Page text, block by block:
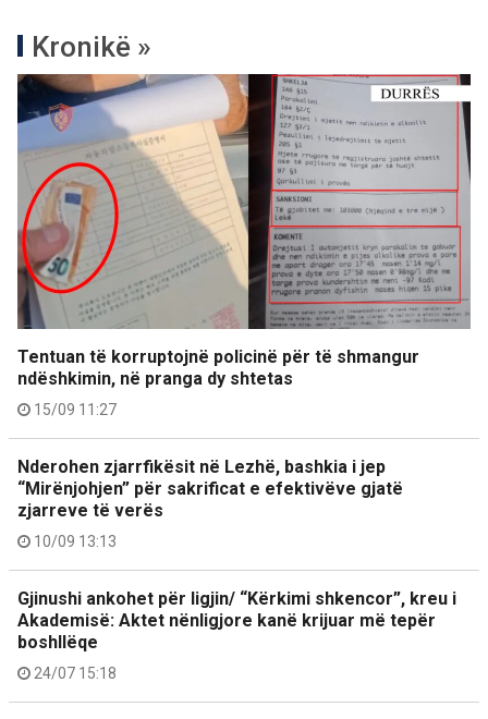
Kronikë »
Tentuan të korruptojnë policinë për të shmangur
ndëshkimin, në pranga dy shtetas
15/09 11:27
Nderohen zjarrfikësit në Lezhë, bashkia i jep
“Mirënjohjen” për sakrificat e efektivëve gjatë
zjarreve të verës
10/09 13:13
Gjinushi ankohet për ligjin/ “Kërkimi shkencor”, kreu i
Akademisë: Aktet nënligjore kanë krijuar më tepër
boshllëqe
24/07 15:18